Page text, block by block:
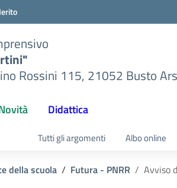
Rossini 115, 21052 Busto
Didattica
Tutti gli argomenti Albo online
della scuola Futura - PNRR Avviso